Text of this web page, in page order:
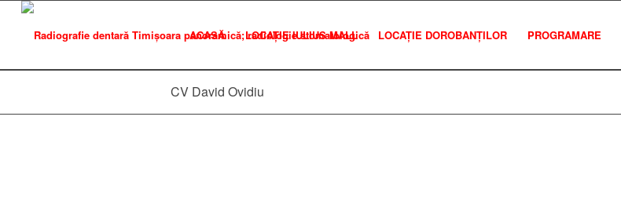
ACASĂ LOCAȚIE IULIUS MALL LOCAȚIE DOROBANȚILOR PROGRAMARE
CV David Ovidiu